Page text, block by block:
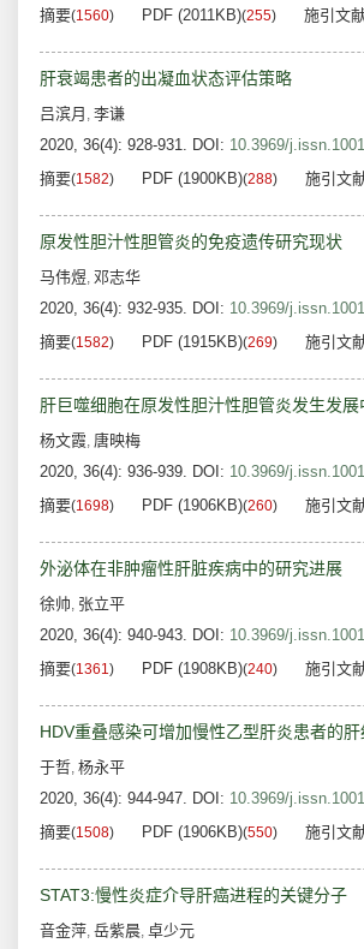
摘要(1560) PDF (2011KB)(255) 施引文
肝衰竭患者的出凝血状态评估策略
吕滨月 , 李谦
2020, 36(4): 928-931. DOI: 10.3969/
摘要(1582) PDF (1900KB)(288) 施引文
原发性胆汁性胆管炎的免疫遗传研究现状
马伟煜, 邓志华
2020, 36(4): 932-935. DOI: 10.3969/
摘要(1582) PDF (1915KB)(269) 施引文
肝巨噬细胞在原发性胆汁性胆管炎发生发展
杨文霞, 唐映梅
2020, 36(4): 936-939. DOI: 10.3969/
摘要(1698) PDF (1906KB)(260) 施引文
外泌体在非肿瘤性肝脏疾病中的研究进展
徐帅, 张立平
2020, 36(4): 940-943. DOI: 10.3969/
摘要(1361) PDF (1908KB)(240) 施引文
HDV重叠感染可增加慢性乙型肝炎患者的
于哲, 杨永平
2020, 36(4): 944-947. DOI: 10.3969/
摘要(1508) PDF (1906KB)(550) 施引文
STAT3:慢性炎症介导肝癌进程的关键分子
音金萍, 岳紫晨, 卓少元